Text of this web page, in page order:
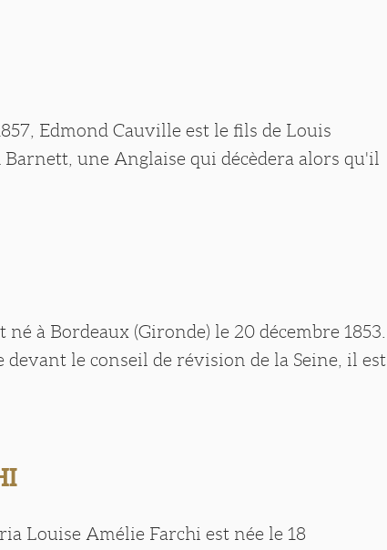
Edmond Cauville est le fils de Louis
une Anglaise qui décèdera alors qu'il
à Bordeaux (Gironde) le 20 décembre 1853.
devant le conseil de révision de la Seine, il est
Louise Amélie Farchi est née le 18